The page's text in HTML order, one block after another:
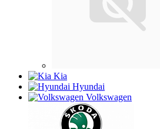
Kia
Hyundai
Volkswagen